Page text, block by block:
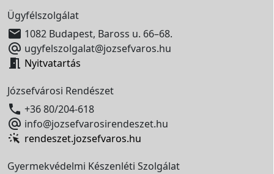
Ügyfélszolgálat
 1082 Budapest, Baross u. 66–68.
 ugyfelszolgalat@jozsefvaros.hu
 Nyitvatartás
Józsefvárosi Rendészet
 +36 80/204-618
 info@jozsefvarosirendeszet.hu
rendeszet.jozsefvaros.hu
Gyermekvédelmi Készenléti Szolgálat